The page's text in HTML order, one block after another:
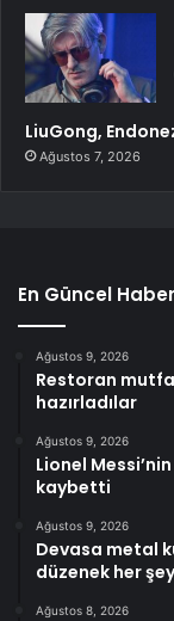
LiuGong,
Ağustos 7, 2026
En Güncel
Ağustos 9, 2026
Restoran
hazırladılar
Ağustos 9, 2026
Lionel
kaybetti
Ağustos 9, 2026
Devasa metal
düzenek her
Ağustos 8, 2026